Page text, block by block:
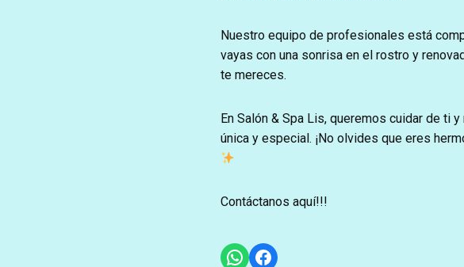
Nuestro equipo de profesionales está
vayas con una sonrisa en el rostro y
te mereces.
En Salón & Spa Lis, queremos cuidar de ti
única y especial. ¡No olvides que eres
Contáctanos aquí!!!